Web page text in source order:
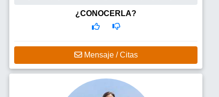
Un grupo de amigos y un compañero q complete. Mi
vida,y con sinceridad disfrutar de hermosos momentos de a dos.
¿CONOCERLA?
Mensaje / Citas